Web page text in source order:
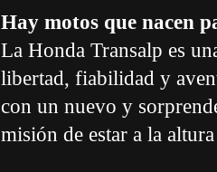
Hay motos que nacen
La Honda Transalp es
libertad, fiabilidad y
con un nuevo y
misión de estar a la